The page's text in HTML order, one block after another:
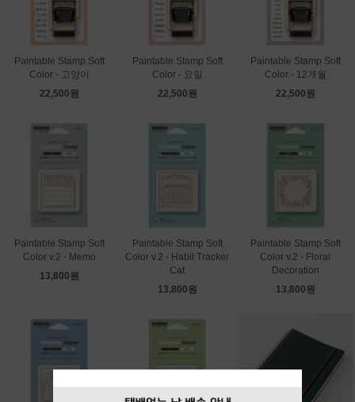
Paintable Stamp Soft
Color - 고양이
22,500원
Paintable Stamp Soft
Color - 요일
22,500원
Paintable Stamp Soft
Color - 12개월
22,500원
Paintable Stamp Soft
Color v.2 - Memo
13,800원
Paintable Stamp Soft
Color v.2 - Habit Tracker
Cat
13,800원
Paintable Stamp Soft
Color v.2 - Floral
Decoration
13,800원